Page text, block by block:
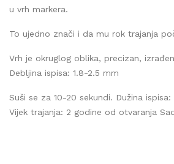
u vrh markera.
To ujedno znači i da mu rok trajanja
Vrh je okruglog oblika, precizan,
Debljina ispisa: 1.8-2.5 mm
Suši se za 10-20 sekundi. Dužina
Vijek trajanja: 2 godine od otvaranja